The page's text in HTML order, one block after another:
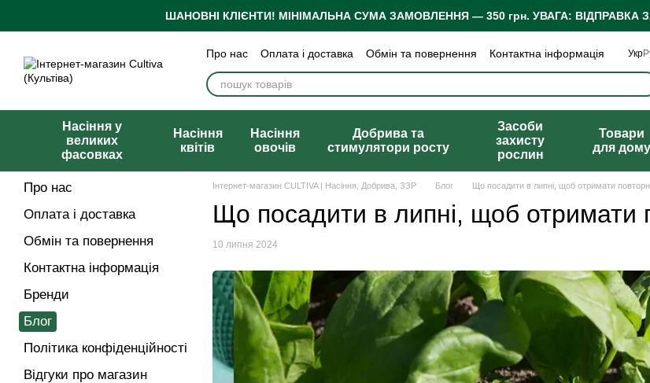
Перейти до основного контентуШАНОВНІ КЛІЄНТИ! МІНІМАЛЬНА СУМА ЗАМОВЛЕННЯ — 350 грн. УВАГА: ВІДПРАВКА
Про нас Оплата і доставка Обмін та повернення
Контактна інформація
Бренди
Блог Політика конфіденційності
Відгуки про магазин
Публічна оферта
Укр
Насіння у
великих
фасовках
Насіння
квітів
Насіння
овочів
Добрива та
стимулятори росту
Засоби
захисту
рослин
Товари
для дому
Інтернет-магазин CULTIVA | Насіння, Добрива, ЗЗР Блог Що посадити в липні, щоб отримати
Що посадити в липні, щоб отримати
10 липня 2024
Про нас
Оплата і доставка
Обмін та повернення
Контактна інформація
Бренди
Блог
Політика конфіденційності
Відгуки про магазин